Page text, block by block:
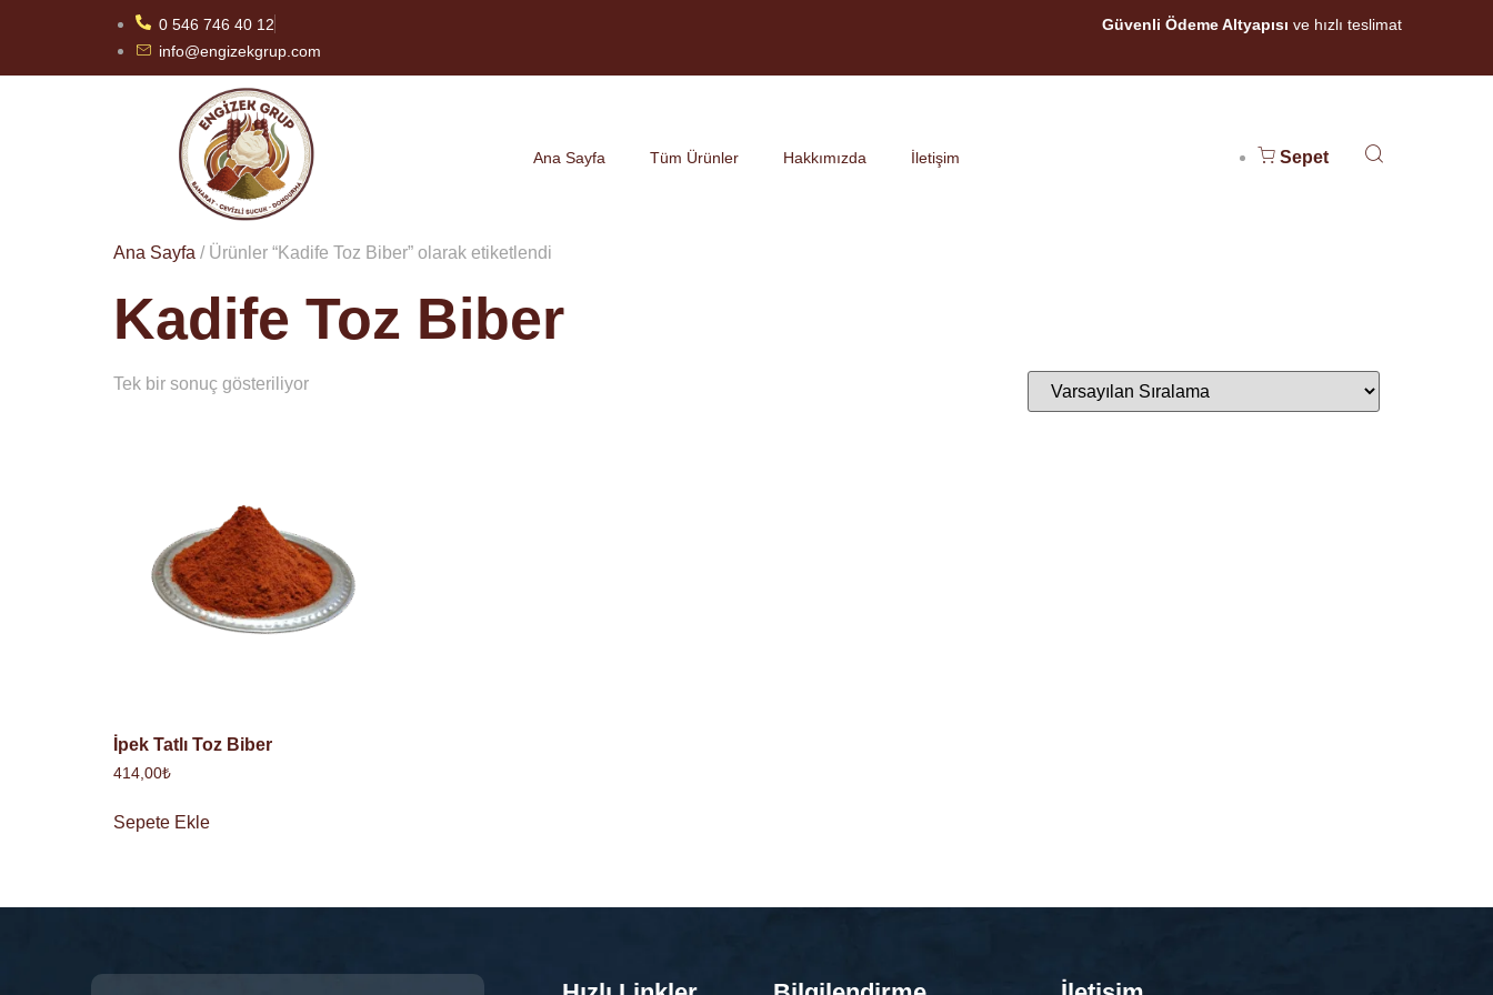
0 546 746 40 12
info@engizekgrup.com
Güvenli Ödeme Altyapısı ve hızlı teslimat
Ana Sayfa Tüm Ürünler Hakkımızda İletişim Sepet
Ana Sayfa / Ürünler “Kadife Toz Biber” olarak etiketlendi
Kadife Toz Biber
Tek bir sonuç gösteriliyor
İpek Tatlı Toz Biber
414,00₺
Sepete Ekle